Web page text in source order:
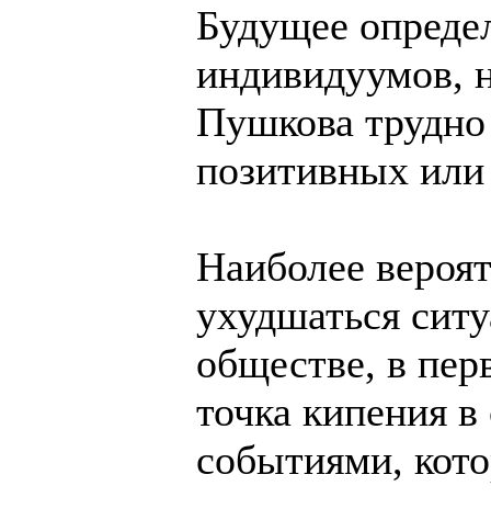
Будущее
индивидуумов,
Пушкова
позитивных
Наиболее
ухудшаться
обществе, в
точка кипения
событиями,